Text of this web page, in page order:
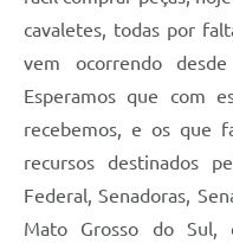
cavaletes, todas por
vem ocorrendo
Esperamos que com
recebemos, e os que
recursos destinados
Federal, Senadoras,
Mato Grosso do Sul,